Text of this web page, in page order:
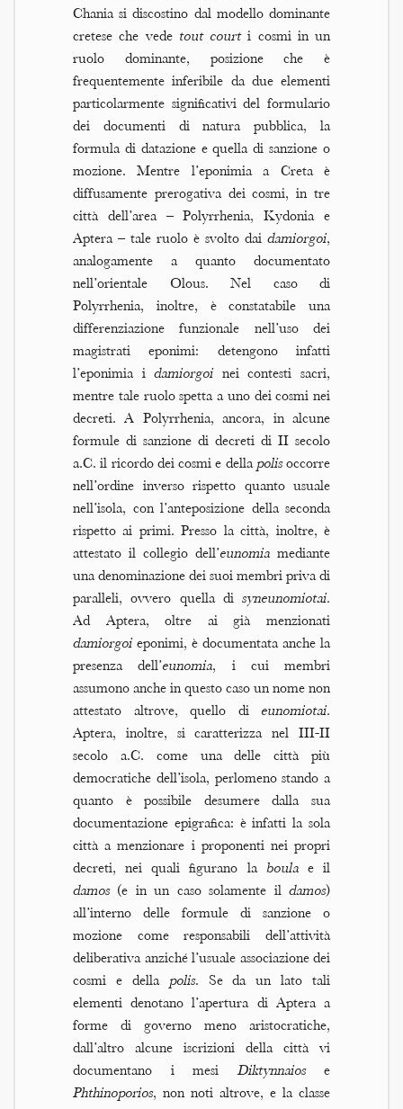
Chania si discostino dal modello dominante
cretese che vede tout courti cosmi in un
ruolo dominante, posizione che è
frequentemente inferibile da due elementi
particolarmente significativi del formulario
dei documenti di natura pubblica, la
formula di datazione e quella di sanzione o
mozione. Mentre l’eponimia a Creta è
diffusamente prerogativa dei cosmi, in tre
città dell’area – Polyrrhenia, Kydonia e
Aptera – tale ruolo è svolto dai damiorgoi,
analogamente a quanto documentato
nell’orientale Olous. Nel caso di
Polyrrhenia, inoltre, è constatabile una
differenziazione funzionale nell’uso dei
magistrati eponimi: detengono infatti
l’eponimia idamiorgoi nei contesti sacri,
mentre tale ruolo spetta a uno dei cosmi nei
decreti. A Polyrrhenia, ancora, in alcune
formule di sanzione di decreti di II secolo
a.C. il ricordo dei cosmi e della polisoccorre
nell’ordine inverso rispetto quanto usuale
nell’isola, con l’anteposizione della seconda
rispetto ai primi. Presso la città, inoltre, è
attestato il collegio dell’eunomia mediante
una denominazione dei suoi membri priva di
paralleli, ovvero quella di syneunomiotai.
Ad Aptera, oltre ai già menzionati
damiorgoi eponimi, è documentata anche la
presenza dell’eunomia, i cui membri
assumono anche in questo caso un nome non
attestato altrove, quello di eunomiotai.
Aptera, inoltre, si caratterizza nel III-II
secolo a.C. come una delle città più
democratiche dell’isola, perlomeno stando a
quanto è possibile desumere dalla sua
documentazione epigrafica: è infatti la sola
città a menzionare i proponenti nei propri
decreti, nei quali figurano la boulae il
damos(e in un caso solamente il damos)
all’interno delle formule di sanzione o
mozione come responsabili dell’attività
deliberativa anziché l’usuale associazione dei
cosmi e della polis. Se da un lato tali
elementi denotano l’apertura di Aptera a
forme di governo meno aristocratiche,
dall’altro alcune iscrizioni della città vi
documentano i mesiDiktynnaiose
Phthinoporios, non noti altrove, e la classe